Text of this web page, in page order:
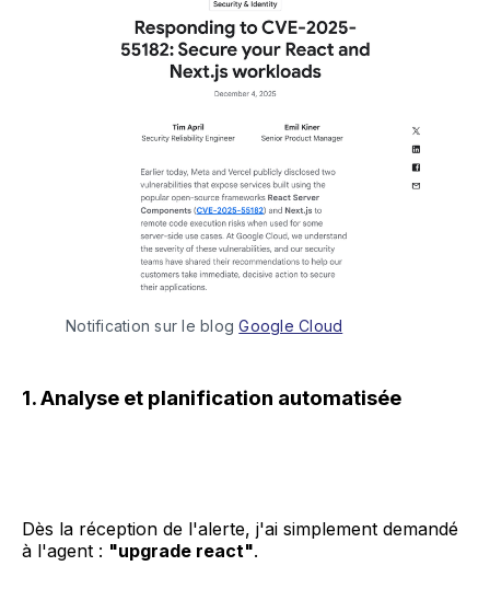
Notification sur le blog Google Cloud
1. Analyse et planification automatisée
Dès la réception de l'alerte, j'ai simplement demandé
à l'agent : "upgrade react".